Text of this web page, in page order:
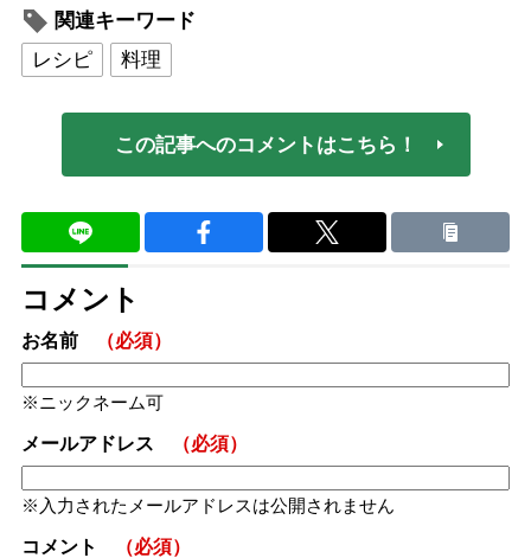
関連キーワード
レシピ
料理
この記事へのコメントはこちら！
コメント
お名前 （必須）
ニックネーム可
メールアドレス （必須）
入力されたメールアドレスは公開されません
コメント （必須）